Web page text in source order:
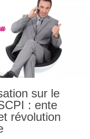
sur le
: ente
révolution